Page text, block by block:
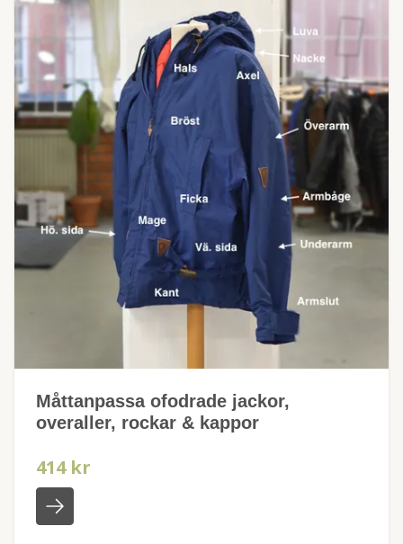
Måttanpassa ofodrade jackor,
overaller, rockar & kappor
414 kr